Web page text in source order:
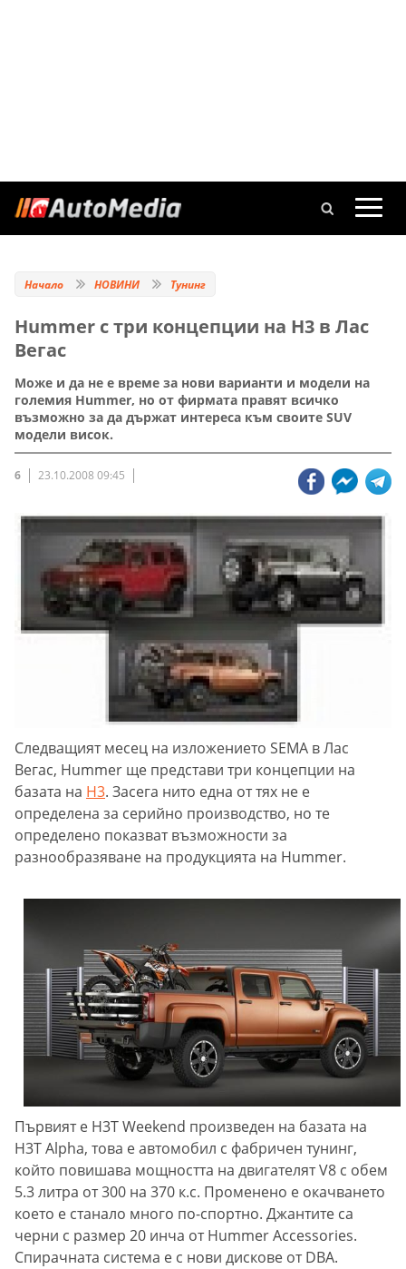
Начало НОВИНИ Тунинг
Hummer с три концепции на Н3 в Лас
Вегас
Може и да не е време за нови варианти и модели на
големия Hummer, но от фирмата правят всичко
възможно за да държат интереса към своите SUV
модели висок.
6 23.10.2008 09:45
Следващият месец на изложението SEMA в Лас
Вегас, Hummer ще представи три концепции на
базата на H3. Засега нито една от тях не е
определена за серийно производство, но те
определено показват възможности за
разнообразяване на продукцията на Hummer.
Първият е H3T Weekend произведен на базата на
H3T Alpha, това е автомобил с фабричен тунинг,
който повишава мощността на двигателят V8 с обем
5.3 литра от 300 на 370 к.с. Променено е окачването
което е станало много по-спортно. Джантите са
черни с размер 20 инча от Hummer Accessories.
Спирачната система е с нови дискове от DBA.